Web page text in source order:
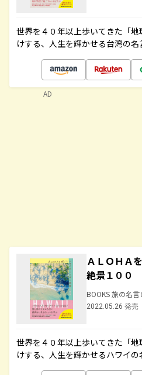
世界を４０年以上歩いてきた「
けする、人生を輝かせる台湾の
ＡＬＯＨＡ
絶景１００
BOOKS 旅の名言
2022.05.26 発売
世界を４０年以上歩いてきた「
けする、人生を輝かせるハワイ
AD